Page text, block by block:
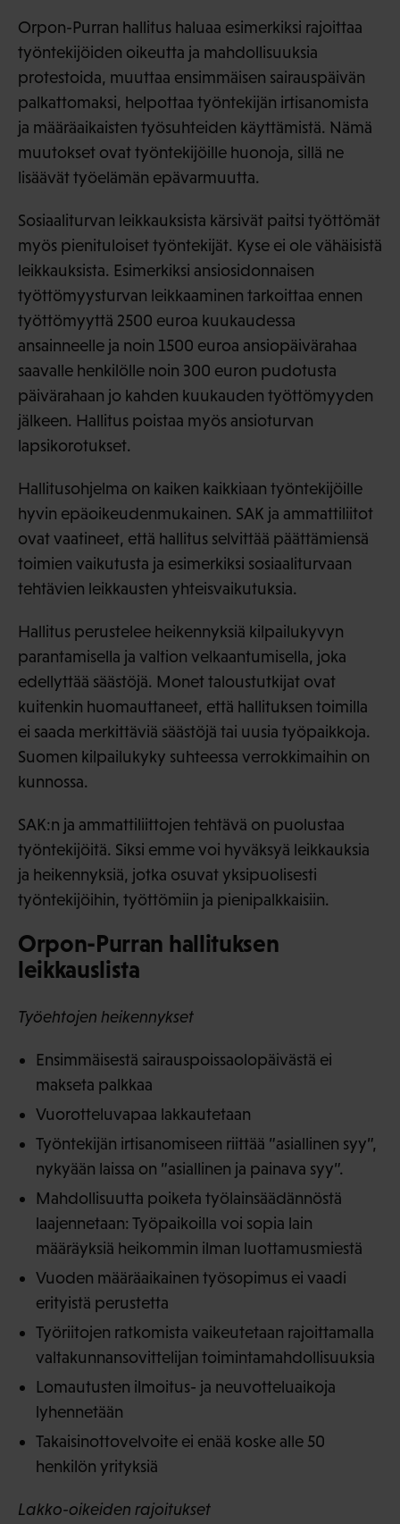
Orpon-Purran hallitus haluaa esimerkiksi rajoittaa
työntekijöiden oikeutta ja mahdollisuuksia
protestoida, muuttaa ensimmäisen sairauspäivän
palkattomaksi, helpottaa työntekijän irtisanomista
ja määräaikaisten työsuhteiden käyttämistä. Nämä
muutokset ovat työntekijöille huonoja, sillä ne
lisäävät työelämän epävarmuutta.
Sosiaaliturvan leikkauksista kärsivät paitsi työttömät
myös pienituloiset työntekijät. Kyse ei ole vähäisistä
leikkauksista. Esimerkiksi ansiosidonnaisen
työttömyysturvan leikkaaminen tarkoittaa ennen
työttömyyttä 2500 euroa kuukaudessa
ansainneelle ja noin 1500 euroa ansiopäivärahaa
saavalle henkilölle noin 300 euron pudotusta
päivärahaan jo kahden kuukauden työttömyyden
jälkeen. Hallitus poistaa myös ansioturvan
lapsikorotukset.
Hallitusohjelma on kaiken kaikkiaan työntekijöille
hyvin epäoikeudenmukainen. SAK ja ammattiliitot
ovat vaatineet, että hallitus selvittää päättämiensä
toimien vaikutusta ja esimerkiksi sosiaaliturvaan
tehtävien leikkausten yhteisvaikutuksia.
Hallitus perustelee heikennyksiä kilpailukyvyn
parantamisella ja valtion velkaantumisella, joka
edellyttää säästöjä. Monet taloustutkijat ovat
kuitenkin huomauttaneet, että hallituksen toimilla
ei saada merkittäviä säästöjä tai uusia työpaikkoja.
Suomen kilpailukyky suhteessa verrokkimaihin on
kunnossa.
SAK:n ja ammattiliittojen tehtävä on puolustaa
työntekijöitä. Siksi emme voi hyväksyä leikkauksia
ja heikennyksiä, jotka osuvat yksipuolisesti
työntekijöihin, työttömiin ja pienipalkkaisiin.
Orpon-Purran hallituksen
leikkauslista
Työehtojen heikennykset
Ensimmäisestä sairauspoissaolopäivästä ei
makseta palkkaa
Vuorotteluvapaa lakkautetaan
Työntekijän irtisanomiseen riittää ”asiallinen syy”,
nykyään laissa on ”asiallinen ja painava syy”.
Mahdollisuutta poiketa työlainsäädännöstä
laajennetaan: Työpaikoilla voi sopia lain
määräyksiä heikommin ilman luottamusmiestä
Vuoden määräaikainen työsopimus ei vaadi
erityistä perustetta
Työriitojen ratkomista vaikeutetaan rajoittamalla
valtakunnansovittelijan toimintamahdollisuuksia
Lomautusten ilmoitus- ja neuvotteluaikoja
lyhennetään
Takaisinottovelvoite ei enää koske alle 50
henkilön yrityksiä
Lakko-oikeiden rajoitukset